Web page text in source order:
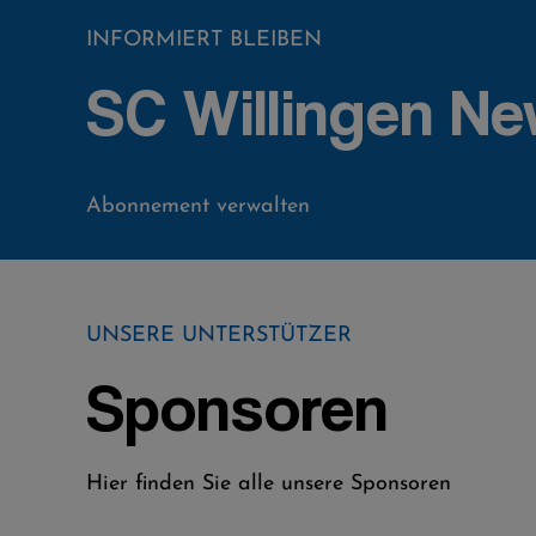
INFORMIERT BLEIBEN
SC Willingen
Abonnement verwalten
UNSERE UNTERSTÜTZER
Sponsoren
Hier finden Sie alle unsere Sponsoren